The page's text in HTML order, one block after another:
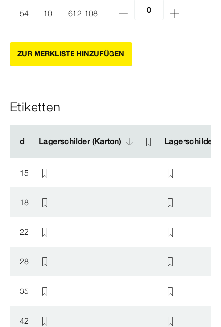
54 10 612 108
ZUR MERKLISTE HINZUFÜGEN
Etiketten
d Lagerschilder (Karton) Lagerschilder
d Lagerschilder (Karton) Lagerschilder
15
18
22
28
35
42